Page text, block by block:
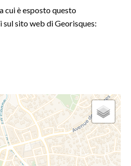
cui è esposto questo
sito web di Georisques: